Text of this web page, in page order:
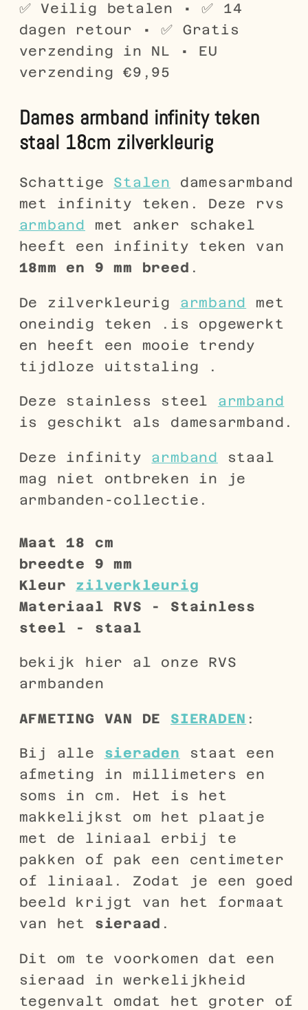
✅ Veilig betalen • ✅ 14
dagen retour • ✅ Gratis
verzending in NL • EU
verzending €9,95
Dames armband infinity teken
staal 18cm zilverkleurig
Schattige Stalen damesarmband
met infinity teken. Deze rvs
armband met anker schakel
heeft een infinity teken van
18mm en 9 mm breed .
De zilverkleurig armband
met
oneindig teken .is opgewerkt
en heeft een mooie trendy
tijdloze uitstaling .
Deze stainless steel armband
is geschikt als damesarmband.
Deze infinity armband staal
mag niet ontbreken in je
armbanden-collectie.
Maat 18 cm
breedte 9 mm
Kleur zilverkleurig
Materiaal RVS - Stainless
steel - staal
bekijk hier al onze RVS
armbanden
AFMETING VAN DE SIERADEN :
Bij alle sieraden staat een
afmeting in millimeters en
soms in cm. Het is het
makkelijkst om het plaatje
met de liniaal erbij te
pakken of pak een centimeter
of liniaal. Zodat je een goed
beeld krijgt van het formaat
van het sieraad .
Dit om te voorkomen dat een
sieraad in werkelijkheid
tegenvalt omdat het groter of